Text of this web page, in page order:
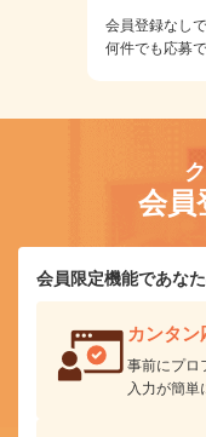
会員登録なしで
何件でも応募で
会員
会員限定機能であな
カンタン
事前にプロ
入力が簡単